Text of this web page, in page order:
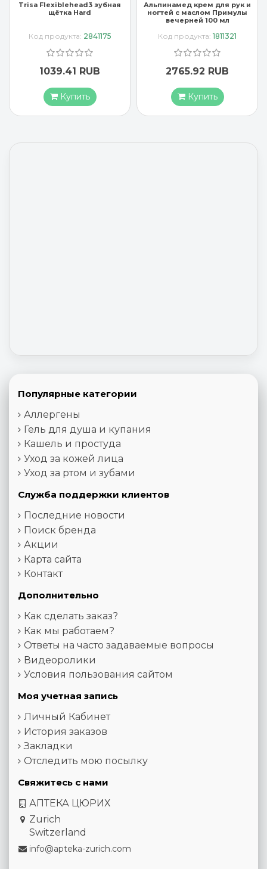
Trisa Flexiblehead3 зубная
щётка Hard
Код продукта: 2841175
1039.41 RUB
Купить
Альпинамед крем для рук и
ногтей с маслом Примулы
вечерней 100 мл
Код продукта: 1811321
2765.92 RUB
Купить
Популярные категории
Аллергены
Гель для душа и купания
Кашель и простуда
Уход за кожей лица
Уход за ртом и зубами
Служба поддержки клиентов
Последние новости
Поиск бренда
Акции
Карта сайта
Контакт
Дополнительно
Как сделать заказ?
Как мы работаем?
Ответы на часто задаваемые вопросы
Видеоролики
Условия пользования сайтом
Моя учетная запись
Личный Кабинет
История заказов
Закладки
Отследить мою посылку
Свяжитесь с нами
АПТЕКА ЦЮРИХ
Zurich
Switzerland
info@apteka-zurich.com